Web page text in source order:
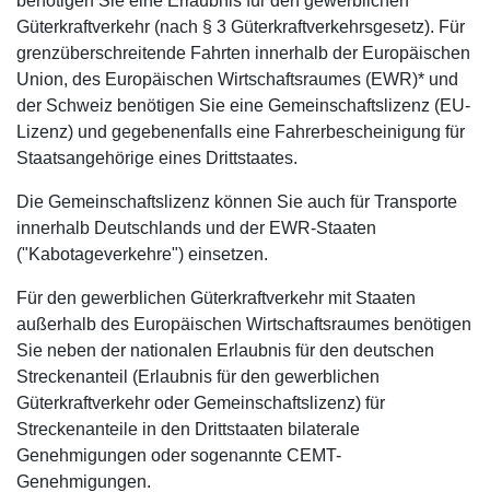
Güterkraftverkehr (nach § 3 Güterkraftverkehrsgesetz). Für
grenzüberschreitende Fahrten innerhalb der Europäischen
Union, des Europäischen Wirtschaftsraumes (EWR)* und
der Schweiz benötigen Sie eine Gemeinschaftslizenz (EU-
Lizenz) und gegebenenfalls eine Fahrerbescheinigung für
Staatsangehörige eines Drittstaates.
Die Gemeinschaftslizenz können Sie auch für Transporte
innerhalb Deutschlands und der EWR-Staaten
("Kabotageverkehre") einsetzen.
Für den gewerblichen Güterkraftverkehr mit Staaten
außerhalb des Europäischen Wirtschaftsraumes benötigen
Sie neben der nationalen Erlaubnis für den deutschen
Streckenanteil (Erlaubnis für den gewerblichen
Güterkraftverkehr oder Gemeinschaftslizenz) für
Streckenanteile in den Drittstaaten bilaterale
Genehmigungen oder sogenannte CEMT-
Genehmigungen.